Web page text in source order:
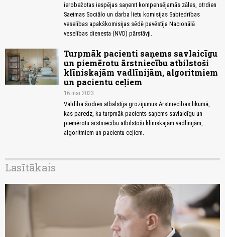
ierobežotas iespējas saņemt kompensējamās zāles, otrdien
Saeimas Sociālo un darba lietu komisijas Sabiedrības
veselības apakškomisijas sēdē pavēstīja Nacionālā
veselības dienesta (NVD) pārstāvji.
Turpmāk pacienti saņems savlaicīgu
un piemērotu ārstniecību atbilstoši
klīniskajām vadlīnijām, algoritmiem
un pacientu ceļiem
16.mai 2023
Valdība šodien atbalstīja grozījumus Ārstniecības likumā,
kas paredz, ka turpmāk pacients saņems savlaicīgu un
piemērotu ārstniecību atbilstoši klīniskajām vadlīnijām,
algoritmiem un pacientu ceļiem.
Lasītākais